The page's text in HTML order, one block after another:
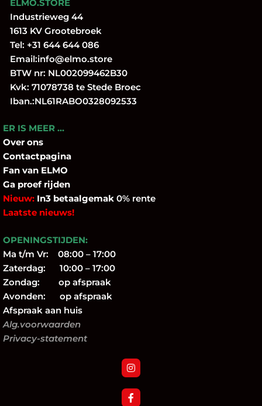
ELMO.STORE
Industrieweg 44
1613 KV Grootebroek
Tel: +31 644 644 086
Email:info@elmo.store
BTW nr: NL002099462B30
Kvk: 71078738 te Stede Broec
Iban.:NL61RABO0328092533
ER IS MEER …
Over ons
Contactpagina
Fan van ELMO
Ga proef rijden
Nieuw: In3 betaalgemak 0% rente
Laatste nieuws!
OPENINGSTIJDEN:
Ma t/m Vr: 08:00 – 17:00
Zaterdag: 10:00 – 17:00
Zondag: op afspraak
Avonden: op afspraak
Afspraak aan huis
Alg.voorwaarden
Privacy-statement